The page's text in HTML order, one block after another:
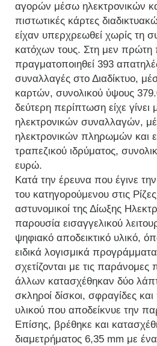
αγορών μέσω ηλεκτρονικών
πιστωτικές κάρτες
είχαν υπερχρεωθεί χωρίς τη
κατόχων τους. Στη μεν πρώτη
πραγματοποιηθεί 393
συναλλαγές στο Διαδίκτυο,
καρτών, συνολικού ύψους
δεύτερη περίπτωση είχε γίνει
ηλεκτρονικών συναλλαγών,
ηλεκτρονικών πληρωμών και
τραπεζικού ιδρύματος,
ευρώ.
Κατά την έρευνα που έγινε
του κατηγορούμενου στις
αστυνομικοί της Δίωξης
παρουσία εισαγγελικού
ψηφιακό αποδεικτικό υλικό,
ειδικά λογισμικά
σχετίζονται με τις παράνομες
άλλων κατασχέθηκαν δύο
σκληροί δίσκοι, σφραγίδες
υλικού που αποδείκνυε την
Επίσης, βρέθηκε και
διαμετρήματος 6,35 mm με